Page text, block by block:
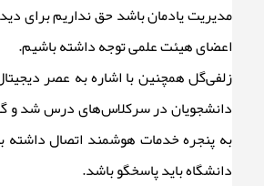
مدیریت یادمان باشد حق نداریم برای
اعضای هیئت علمی توجه داشته باشیم.
زلفی‌گل همچنین با اشاره به عصر
دانشجویان در سرکلاس‌های درس شد و
به پنجره خدمات هوشمند اتصال داشته
دانشگاه باید پاسخگو باشد.